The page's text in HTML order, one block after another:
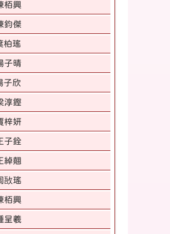
栢興
鈞傑
柏瑤
子晴
子欣
淳鏗
梓妍
子銓
綽翹
敔瑤
栢興
呈羲